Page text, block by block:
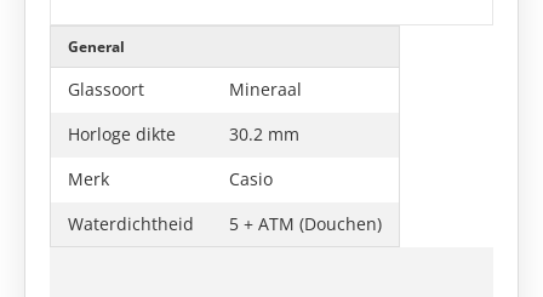
General
Glassoort
Mineraal
Horloge dikte
30.2 mm
Merk
Casio
Waterdichtheid
5 + ATM (Douchen)